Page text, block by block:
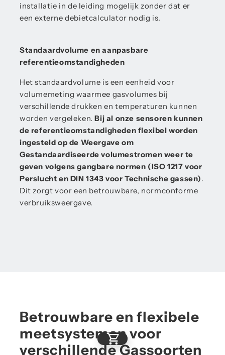
installatie in de leiding mogelijk zonder dat er
een externe debietcalculator nodig is.
Standaardvolume en aanpasbare
referentieomstandigheden
Het standaardvolume is een eenheid voor
volumemeting waarmee gasvolumes bij
verschillende drukken en temperaturen kunnen
worden vergeleken.Bij al onze sensoren kunnen
de referentieomstandigheden flexibel worden
ingesteld op de Weergave om
Gestandaardiseerde volumestromen weer te
geven volgens gangbare normen (ISO 1217 voor
Perslucht en DIN 1343 voor Technische gassen).
Dit zorgt voor een betrouwbare, normconforme
verbruiksweergave.
Betrouwbare en flexibele
meetsystemen voor
verschillende Gassoorten